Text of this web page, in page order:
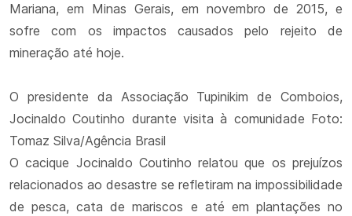
Mariana, em Minas Gerais, em novembro de 2015, e
sofre com os impactos causados pelo rejeito de
mineração até hoje.
O presidente da Associação Tupinikim de Comboios,
Jocinaldo Coutinho durante visita à comunidade Foto:
Tomaz Silva/Agência Brasil
O cacique Jocinaldo Coutinho relatou que os prejuízos
relacionados ao desastre se refletiram na impossibilidade
de pesca, cata de mariscos e até em plantações no